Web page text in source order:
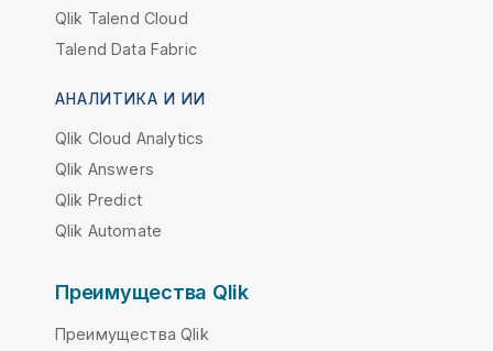
Qlik Talend Cloud
Talend Data Fabric
АНАЛИТИКА И ИИ
Qlik Cloud Analytics
Qlik Answers
Qlik Predict
Qlik Automate
Преимущества Qlik
Преимущества Qlik